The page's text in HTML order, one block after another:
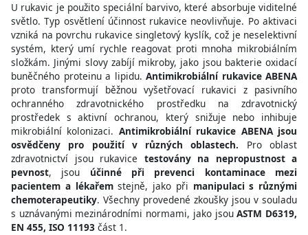
U rukavic je použito speciální barvivo, které absorbuje viditelné
světlo. Typ osvětlení účinnost rukavice neovlivňuje. Po aktivaci
vzniká na povrchu rukavice singletový kyslík, což je neselektivní
systém, který umí rychle reagovat proti mnoha mikrobiálním
složkám. Jinými slovy zabíjí mikroby, jako jsou bakterie oxidací
buněčného proteinu a lipidu. Antimikrobiální rukavice ABENA
proto transformují běžnou vyšetřovací rukavici z pasivního
ochranného zdravotnického prostředku na zdravotnický
prostředek s aktivní ochranou, který snižuje nebo inhibuje
mikrobiální kolonizaci. Antimikrobiální rukavice ABENA jsou
osvědčeny pro použití v různých oblastech. Pro oblast
zdravotnictví jsou rukavice testovány na nepropustnost a
pevnost, jsou účinné při prevenci kontaminace mezi
pacientem a lékařemstejně, jako při manipulaci s různými
chemoterapeutiky. Všechny provedené zkoušky jsou v souladu
s uznávanými mezinárodními normami, jako jsouASTM D6319,
EN 455, ISO 11193 část 1.